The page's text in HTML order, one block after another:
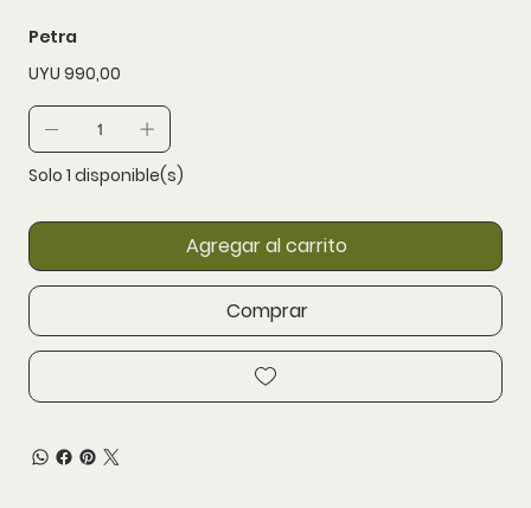
Petra
Precio
UYU 990,00
Solo 1 disponible(s)
Agregar al carrito
Comprar